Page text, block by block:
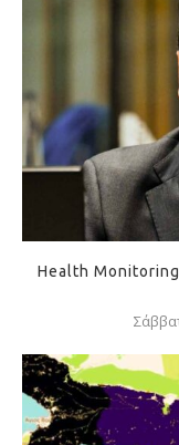
Health